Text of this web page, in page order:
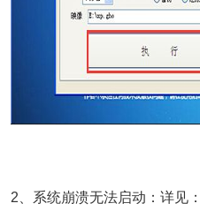
2、系统崩溃无法启动：详见：